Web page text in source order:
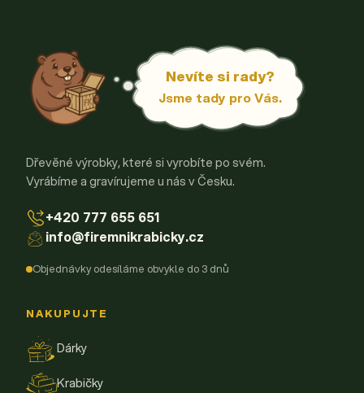
Nevíte si rady?
Jsme tady pro Vás.
Dřevěné výrobky, které si vyrobíte po svém.
Vyrábíme a gravírujeme u nás v Česku.
+420 777 655 651
info@firemnikrabicky.cz
Objednávky odesíláme obvykle do 3 dnů
NAKUPUJTE
Dárky
Krabičky